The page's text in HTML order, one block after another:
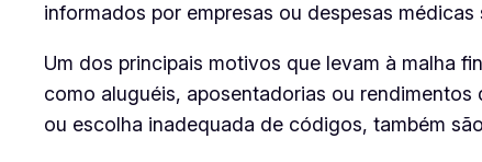
informados por empresas ou despesas
Um dos principais motivos que levam à malha
como aluguéis, aposentadorias ou
ou escolha inadequada de códigos, também